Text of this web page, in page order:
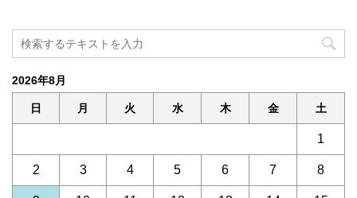
2026年8月
日 月 火 水 木 金 土
1
2 3 4 5 6 7 8